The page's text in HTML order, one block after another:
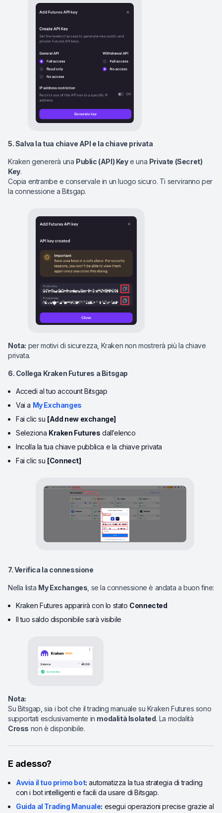
5. Salva la tua chiave API e la chiave privata
Kraken genererà una Public (API) Keye una Private (Secret)
Key.
Copia entrambe e conservale in un luogo sicuro. Ti serviranno per
la connessione a Bitsgap.
Nota: per motivi di sicurezza, Kraken non mostrerà più la chiave
privata.
6. Collega Kraken Futures a Bitsgap
Accedi al tuo account Bitsgap
Vai a My Exchanges
Fai clic su [Add new exchange]
Seleziona Kraken Futures dall’elenco
Incolla la tua chiave pubblica e la chiave privata
Fai clic su [Connect]
7. Verifica la connessione
Nella lista My Exchanges, se la connessione è andata a buon fine:
Kraken Futures apparirà con lo stato Connected
Il tuo saldo disponibile sarà visibile
Nota:
Su Bitsgap, sia i bot che il trading manuale su Kraken Futures sono
supportati esclusivamente in modalità Isolated. La modalità
Cross non è disponibile.
E adesso?
Avvia il tuo primo bot: automatizza la tua strategia di trading
con i bot intelligenti e facili da usare di Bitsgap.
Guida al Trading Manuale: esegui operazioni precise grazie al